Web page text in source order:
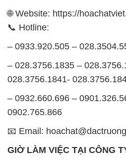
🌐 Website: https://
📞 Hotline:
– 0933.920.505 –
– 028.3756.1835 –
028.3756.1841-
– 0932.660.696 –
0902.765.866
📧 Email:
GIỜ LÀM VIỆC TẠI CÔNG